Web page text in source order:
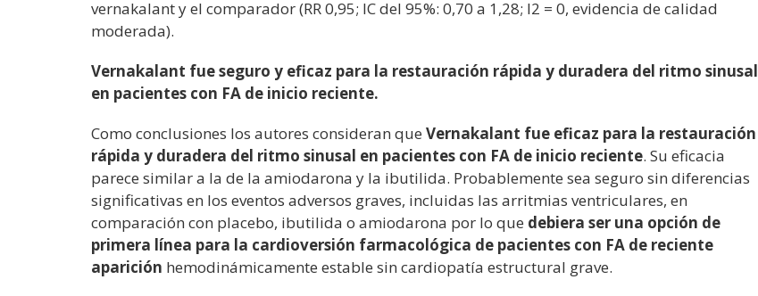
vernakalant y el comparador (RR 0,95; IC del 95%: 0,70 a 1,28; I2 = 0, evidencia de calidad
moderada).
Vernakalant fue seguro y eficaz para la restauración rápida y duradera del ritmo sinusal
en pacientes con FA de inicio reciente.
Como conclusiones los autores consideran que Vernakalant fue eficaz para la restauración
rápida y duradera del ritmo sinusal en pacientes con FA de inicio reciente. Su eficacia
parece similar a la de la amiodarona y la ibutilida. Probablemente sea seguro sin diferencias
significativas en los eventos adversos graves, incluidas las arritmias ventriculares, en
comparación con placebo, ibutilida o amiodarona por lo que debiera ser una opción de
primera línea para la cardioversión farmacológica de pacientes con FA de reciente
aparición hemodinámicamente estable sin cardiopatía estructural grave.